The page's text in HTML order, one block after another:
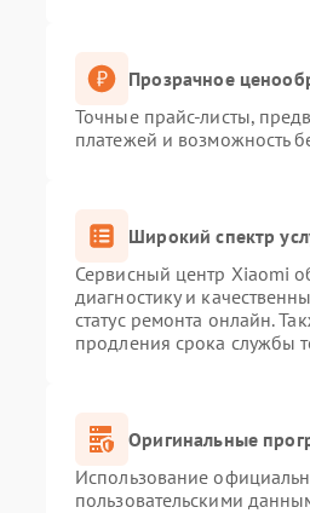
Прозрачное
Точные прайс-листы,
платежей и возможность
Широкий спектр
Сервисный центр Xiaomi
диагностику и
статус ремонта онлайн.
продления срока службы
Оригинальные
Использование
пользовательскими